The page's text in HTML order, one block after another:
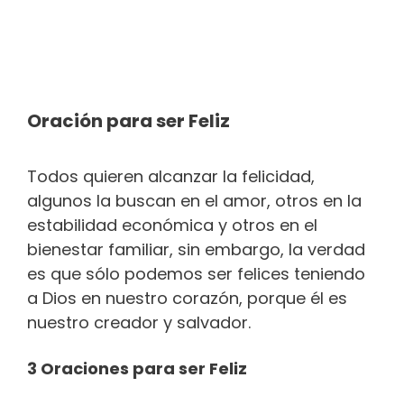
Oración para ser Feliz
Todos quieren alcanzar la felicidad,
algunos la buscan en el amor, otros en la
estabilidad económica y otros en el
bienestar familiar, sin embargo, la verdad
es que sólo podemos ser felices teniendo
a Dios en nuestro corazón, porque él es
nuestro creador y salvador.
3 Oraciones para ser Feliz